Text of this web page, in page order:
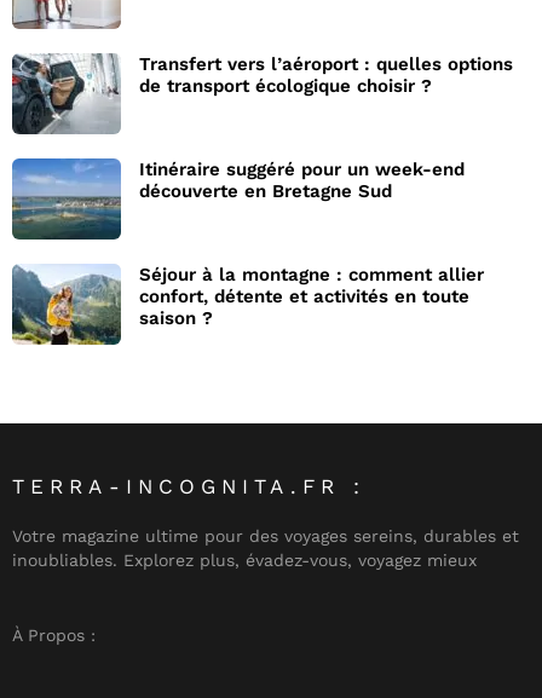
Transfert vers l’aéroport : quelles options
de transport écologique choisir ?
Itinéraire suggéré pour un week-end
découverte en Bretagne Sud
Séjour à la montagne : comment allier
confort, détente et activités en toute
saison ?
TERRA-INCOGNITA.FR :
Votre magazine ultime pour des voyages sereins, durables et
inoubliables. Explorez plus, évadez-vous, voyagez mieux
À Propos :